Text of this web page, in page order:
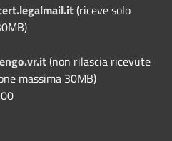
(riceve solo
(non rilascia ricevute
massima 30MB)